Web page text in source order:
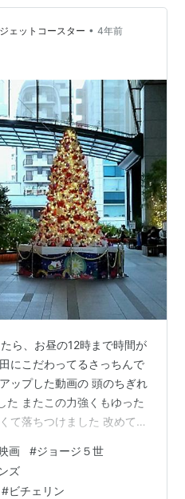
無尽に動…
ェットコースター • 4年前
ら、お昼の12時まで時間が
にこだわってるさっちんで
ップした動画の 頭のちぎれ
た またこの力強くもゆった
て落ちつけました 改めてこ
の時代の遥か昔であること
ちゃんは ティーンエイジャ
画 #ジョージ５世
ズ
#ビチェリン